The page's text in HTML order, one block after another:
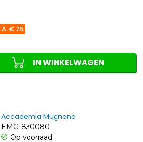
€ 75
IN WINKELWAGEN
Accademia Mugnano
EMG-830080
Op voorraad